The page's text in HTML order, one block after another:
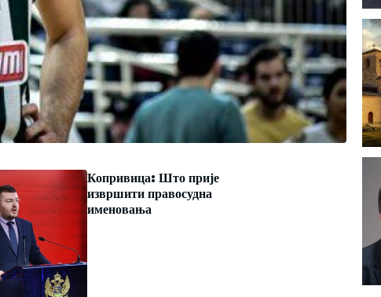
Копривица: Што прије
извршити правосудна
именовања